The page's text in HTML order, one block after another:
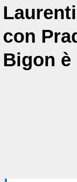
con
Bigon